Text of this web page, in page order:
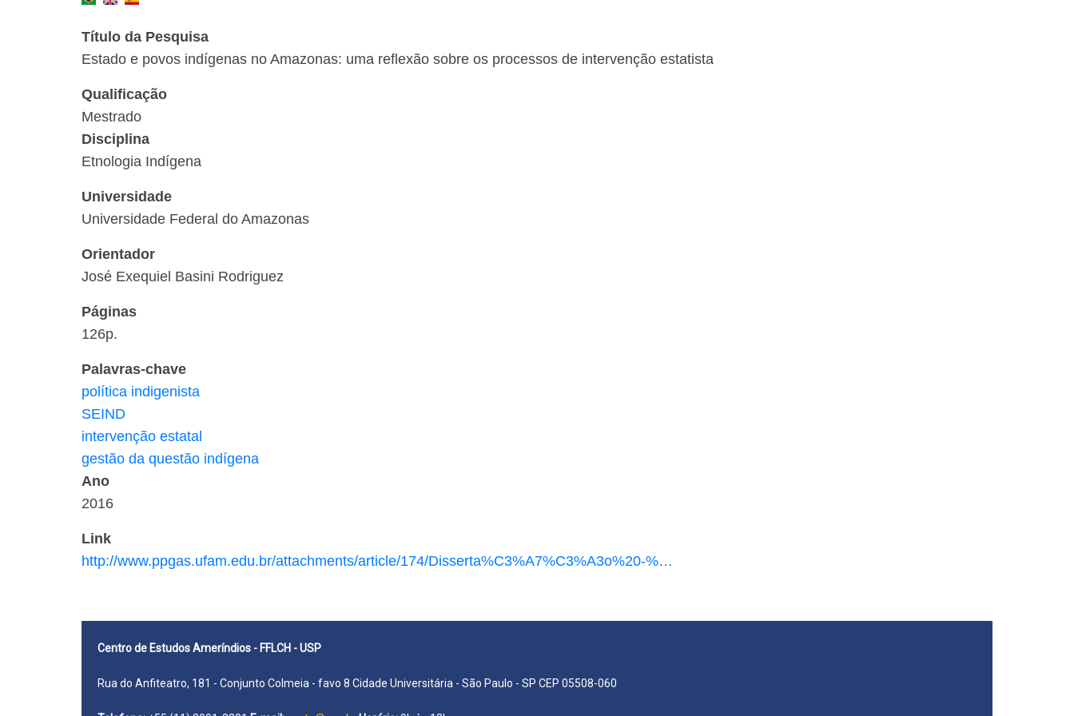
Título da Pesquisa
Estado e povos indígenas no Amazonas: uma reflexão sobre os processos de intervenção estatista
Qualificação
Mestrado
Disciplina
Etnologia Indígena
Universidade
Universidade Federal do Amazonas
Orientador
José Exequiel Basini Rodriguez
Páginas
126p.
Palavras-chave
política indigenista
SEIND
intervenção estatal
gestão da questão indígena
Ano
2016
Link
http://www.ppgas.ufam.edu.br/attachments/article/174/Disserta%C3%A7%C3%A3o%20-%…
Centro de Estudos Ameríndios - FFLCH - USP
Rua do Anfiteatro, 181 - Conjunto Colmeia - favo 8 Cidade Universitária - São Paulo - SP CEP 05508-060